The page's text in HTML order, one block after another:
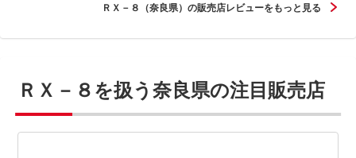
ＲＸ－８（奈良県）の販売店レビューをもっと見る
ＲＸ－８を扱う奈良県の注目販売店